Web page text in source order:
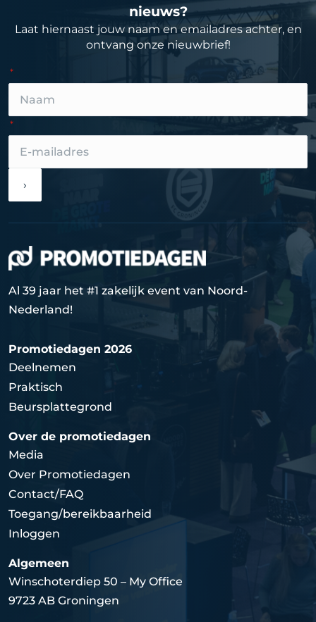
nieuws?
Laat hiernaast jouw naam en emailadres achter, en
ontvang onze nieuwbrief!
›
Al 39 jaar het #1 zakelijk event van Noord-
Nederland!
Promotiedagen 2026
Deelnemen
Praktisch
Beursplattegrond
Over de promotiedagen
Media
Over Promotiedagen
Contact/FAQ
Toegang/bereikbaarheid
Inloggen
Algemeen
Winschoterdiep 50 – My Office
9723 AB Groningen